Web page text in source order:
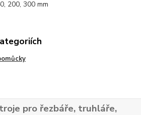
200, 300 mm
pro řezbáře, truhláře,